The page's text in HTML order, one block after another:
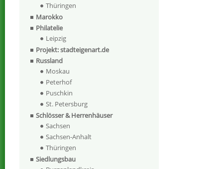
Thüringen
Marokko
Philatelie
Leipzig
Projekt: stadteigenart.de
Russland
Moskau
Peterhof
Puschkin
St. Petersburg
Schlösser & Herrenhäuser
Sachsen
Sachsen-Anhalt
Thüringen
Siedlungsbau